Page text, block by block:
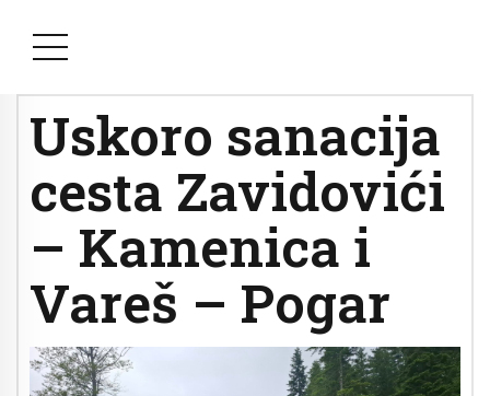
Uskoro sanacija
cesta Zavidovići
– Kamenica i
Vareš – Pogar